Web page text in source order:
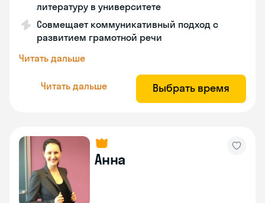
литературу в университете
Совмещает коммуникативный подход с
развитием грамотной речи
Читать дальше
Читать дальше Выбрать время
Анна